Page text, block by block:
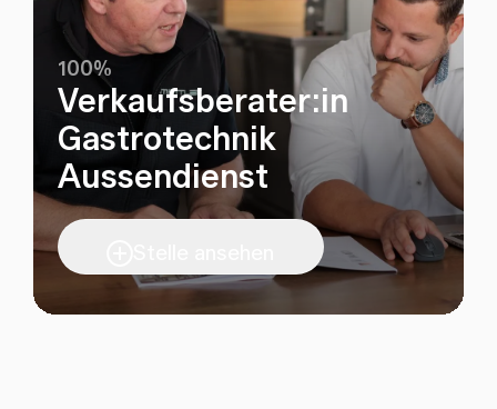
100%
Verkaufsberater:in
Gastrotechnik
Aussendienst